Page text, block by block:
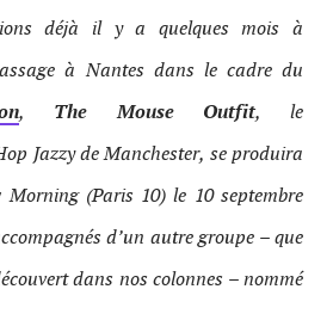
déjà il y a quelques mois à
à Nantes dans le cadre du
, The Mouse Outfit, le
Jazzy de Manchester, se produira
(Paris 10) le 10 septembre
d’un autre groupe – que
dans nos colonnes – nommé